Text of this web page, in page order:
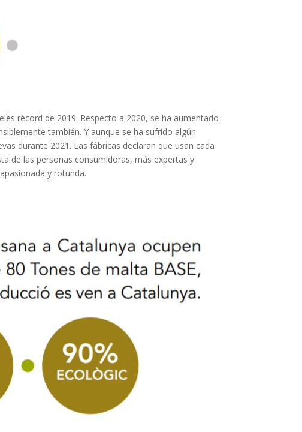
récord de 2019. Respecto a 2020, se ha aumentado
también. Y aunque se ha sufrido algún
durante 2021. Las fábricas declaran que usan cada
de las personas consumidoras, más expertas y
y rotunda.